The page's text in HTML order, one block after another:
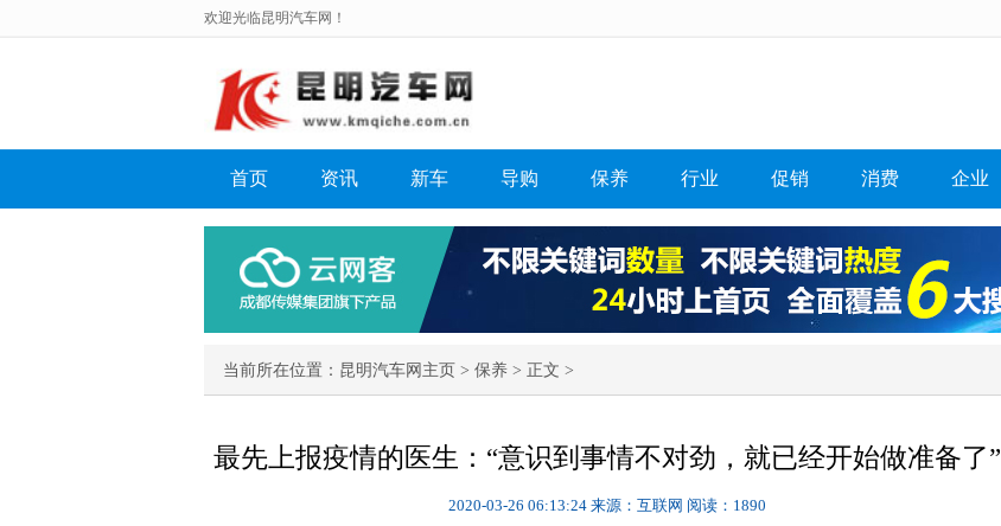
欢迎光临昆明汽车网！
首页 资讯 新车 导购 保养 行业 促销 消费 企业
当前所在位置： 昆明汽车网主页 > 保养 > 正文 >
最先上报疫情的医生：“意识到事情不对劲，就已经开始做准备了”
2020-03-26 06:13:24 来源：互联网 阅读：1890